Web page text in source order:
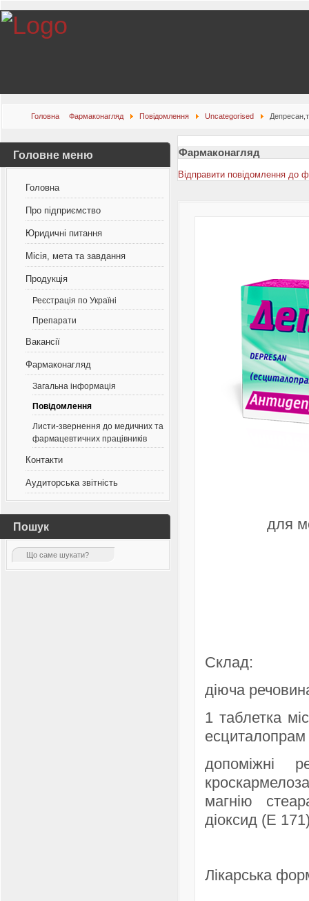
Головна Фармаконагляд Повідомлення Uncategorised
Головне меню
Головна
Про підприємство
Юридичні питання
Місія, мета та завдання
Продукція
Реєстрація по Україні
Препарати
Вакансії
Фармаконагляд
Загальна інформація
Повідомлення
Листи-звернення до медичних та
фармацевтичних працівників
Контакти
Аудиторська звітність
Пошук
Фармаконагляд
Відправити повідомлення до
для
Склад:
діюча
1 таблетка
допоміжні
магнію
діоксид (Е
Лікарська